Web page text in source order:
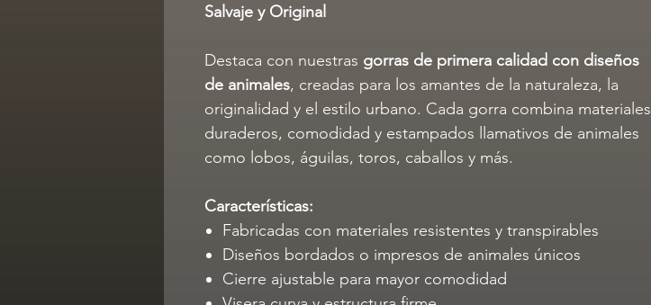
Salvaje y Original
Destaca con nuestras gorras de primera calidad con diseños
de animales, creadas para los amantes de la naturaleza, la
originalidad y el estilo urbano. Cada gorra combina materiales
duraderos, comodidad y estampados llamativos de animales
como lobos, águilas, toros, caballos y más.
Características:
Fabricadas con materiales resistentes y transpirables
Diseños bordados o impresos de animales únicos
Cierre ajustable para mayor comodidad